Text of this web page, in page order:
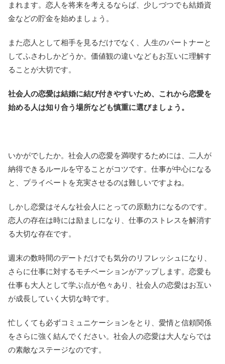
まれます。恋人を将来を考えるならば、少しづつでも結婚資
金などの貯金を始めましょう。
また恋人として相手を見るだけでなく、人生のパートナーと
してふさわしかどうか。価値観の違いなどもお互いに理解す
ることが大切です。
社会人の恋愛は結婚に結び付きやすいため、これから恋愛を
始める人は知り合う場所なども慎重に選びましょう。
いかがでしたか。社会人の恋愛を満喫するためには、二人が
納得できるルールを守ることがコツです。仕事が中心になる
と、プライベートを充実させるのは難しいですよね。
しかし恋愛はそんな社会人にとっての原動力になるのです。
恋人の存在は時には励ましになり、仕事のストレスを解消す
る大切な存在です。
週末の数時間のデートだけでも気分のリフレッシュになり、
さらに仕事に対するモチベーションがアップします。恋愛も
仕事も大人として学ぶ点が色々あり、社会人の恋愛はお互い
が成長していく大切な時です。
忙しくても必ずコミュニケーションをとり、愛情と信頼関係
をさらに強く結んでください。社会人の恋愛は大人ならでは
の素敵なステージなのです。